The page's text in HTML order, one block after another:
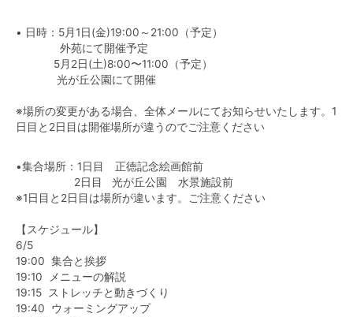
• 日時：5月1日(金)19:00～21:00（予定）
外苑にて開催予定
5月2日(土)8:00〜11:00（予定）
光が丘公園にて開催
※場所の変更がある場合、全体メールにてお知らせいたします。1
日目と2日目は開催場所が違うのでご注意ください
•集合場所：1日目 正徳記念絵画館前
2日目 光が丘公園 水景施設前
※1日目と2日目は場所が違います。ご注意ください
【スケジュール】
6/5
19:00 集合と挨拶
19:10 メニューの解説
19:15 ストレッチと動きづくり
19:40 ウォーミングアップ